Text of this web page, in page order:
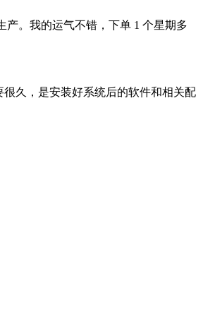
。我的运气不错，下单 1 个星期多
久，是安装好系统后的软件和相关配